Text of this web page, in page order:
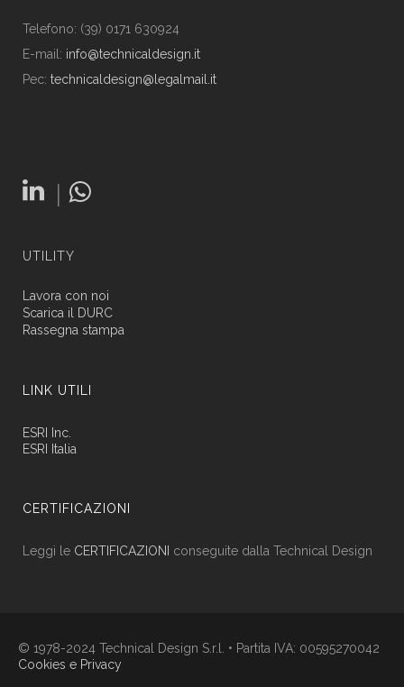
Telefono: (39) 0171 630924
E-mail: info@technicaldesign.it
Pec: technicaldesign@legalmail.it
|
UTILITY
Lavora con noi
Scarica il DURC
Rassegna stampa
LINK UTILI
ESRI Inc.
ESRI Italia
CERTIFICAZIONI
Leggi le CERTIFICAZIONI conseguite dalla Technical Design
© 1978-2024 Technical Design S.r.l. • Partita IVA: 00595270042
Cookies e Privacy